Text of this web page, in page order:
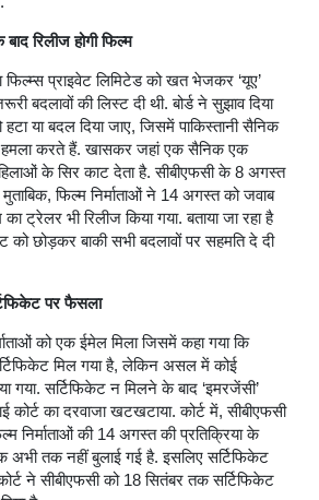
रिलीज होगी फिल्म
फिल्म्स प्राइवेट लिमिटेड को खत भेजकर ‘यूए’
बदलावों की लिस्ट दी थी. बोर्ड ने सुझाव दिया
या बदल दिया जाए, जिसमें पाकिस्तानी सैनिक
हमला करते हैं. खासकर जहां एक सैनिक एक
के सिर काट देता है. सीबीएफसी के 8 अगस्त
फिल्म निर्माताओं ने 14 अगस्त को जवाब
ट्रेलर भी रिलीज किया गया. बताया जा रहा है
छोड़कर बाकी सभी बदलावों पर सहमति दे दी
पर फैसला
को एक ईमेल मिला जिसमें कहा गया कि
मिल गया है, लेकिन असल में कोई
गया. सर्टिफिकेट न मिलने के बाद ‘इमरजेंसी’
कोर्ट का दरवाजा खटखटाया. कोर्ट में, सीबीएफसी
निर्माताओं की 14 अगस्त की प्रतिक्रिया के
अभी तक नहीं बुलाई गई है. इसलिए सर्टिफिकेट
कोर्ट ने सीबीएफसी को 18 सितंबर तक सर्टिफिकेट